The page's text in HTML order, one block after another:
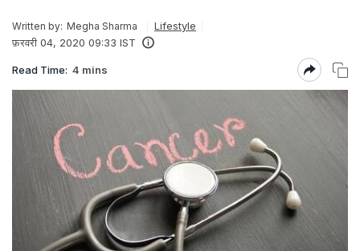
Written by: Megha Sharma
Lifestyle
फ़रवरी 04, 2020 09:33 IST
Read Time: 4 mins